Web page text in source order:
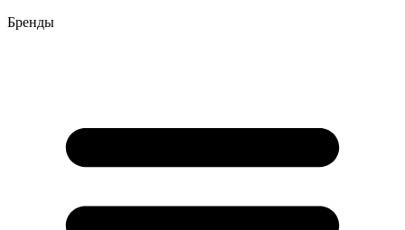
Бренды